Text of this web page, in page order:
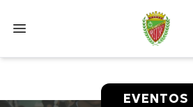
EVENTOS